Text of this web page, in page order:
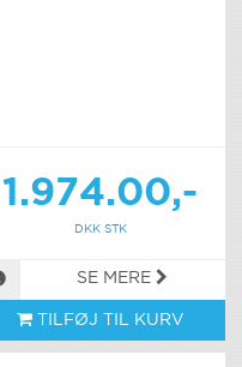
1.974.00,-
DKK STK
SE MERE
TILFØJ TIL KURV